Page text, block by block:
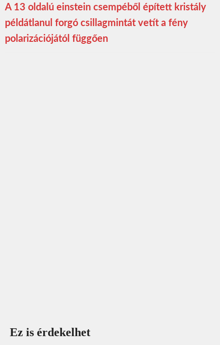
A 13 oldalú einstein csempéből épített kristály
példátlanul forgó csillagmintát vetít a fény
polarizációjától függően
Ez is érdekelhet